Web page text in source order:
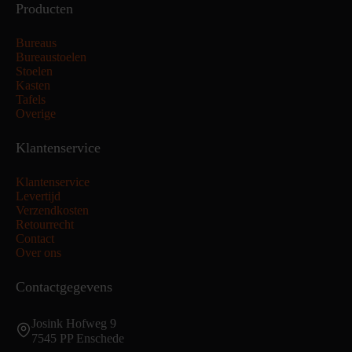
Producten
Bureaus
Bureaustoelen
Stoelen
Kasten
Tafels
Overige
Klantenservice
Klantenservice
Levertijd
Verzendkosten
Retourrecht
Contact
Over ons
Contactgegevens
Josink Hofweg 9
7545 PP Enschede